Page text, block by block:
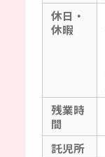
休日・
休暇
残業時
間
託児所